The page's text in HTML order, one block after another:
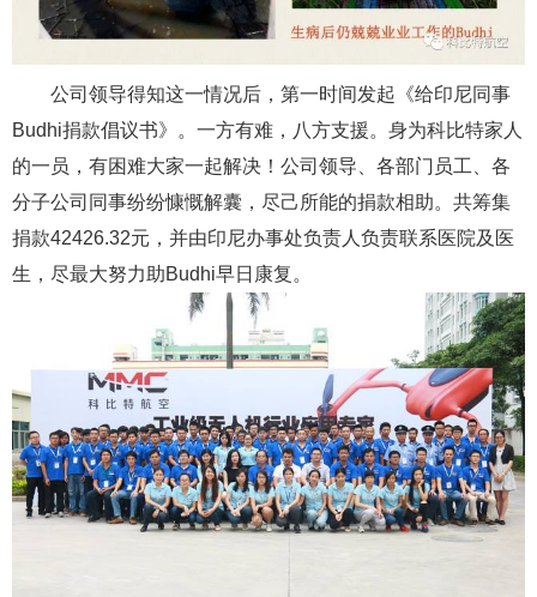
公司领导得知这一情况后，第一时间发起《给印尼同事
Budhi捐款倡议书》。一方有难，八方支援。身为科比特家人
的一员，有困难大家一起解决！公司领导、各部门员工、各
分子公司同事纷纷慷慨解囊，尽己所能的捐款相助。共筹集
捐款42426.32元，并由印尼办事处负责人负责联系医院及医
生，尽最大努力助Budhi早日康复。